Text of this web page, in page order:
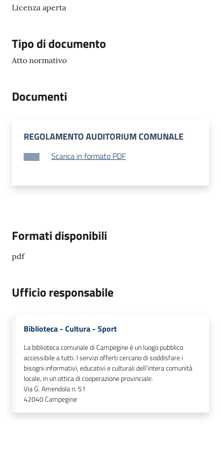
gli
Licenza aperta
Tipo di documento
Atto normativo
Documenti
REGOLAMENTO AUDITORIUM COMUNALE
Scarica in formato PDF
Formati disponibili
pdf
Ufficio responsabile
Biblioteca - Cultura - Sport
La biblioteca comunale di Campegine è un luogo pubblico
accessibile a tutti. I servizi offerti cercano di soddisfare i
bisogni informativi, educativi e culturali dell’intera comunità
locale, in un ottica di cooperazione provinciale.
Via G. Amendola n. 51
42040Campegine